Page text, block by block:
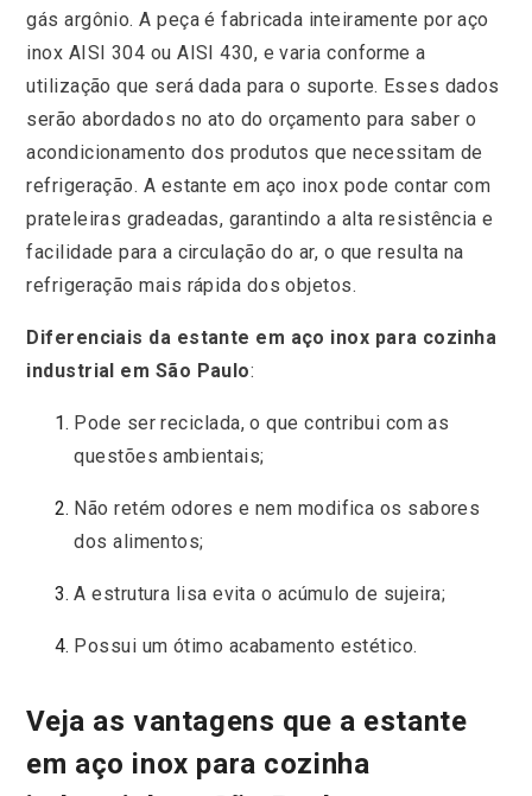
gás argônio. A peça é fabricada inteiramente por aço
inox AISI 304 ou AISI 430, e varia conforme a
utilização que será dada para o suporte. Esses dados
serão abordados no ato do orçamento para saber o
acondicionamento dos produtos que necessitam de
refrigeração. A estante em aço inox pode contar com
prateleiras gradeadas, garantindo a alta resistência e
facilidade para a circulação do ar, o que resulta na
refrigeração mais rápida dos objetos.
Diferenciais da estante em aço inox para cozinha
industrial em São Paulo:
Pode ser reciclada, o que contribui com as
questões ambientais;
Não retém odores e nem modifica os sabores
dos alimentos;
A estrutura lisa evita o acúmulo de sujeira;
Possui um ótimo acabamento estético.
Veja as vantagens que a estante
em aço inox para cozinha